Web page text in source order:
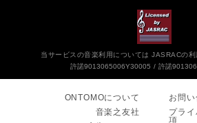
当サービスの音楽利用については JASRACの
許諾9013065006Y30005
許諾
ONTOMOについて
音楽之友社
お問
プラ
項